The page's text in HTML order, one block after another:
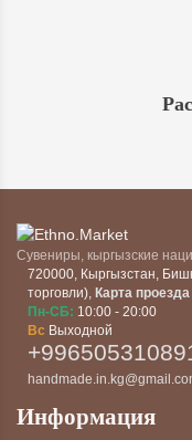
Сувениры, кыргызские
720000, Кыргызстан,
торговли), Карта проезда
Пн-СБ: 10:00 - 20:00
Вс Выходной
Информация